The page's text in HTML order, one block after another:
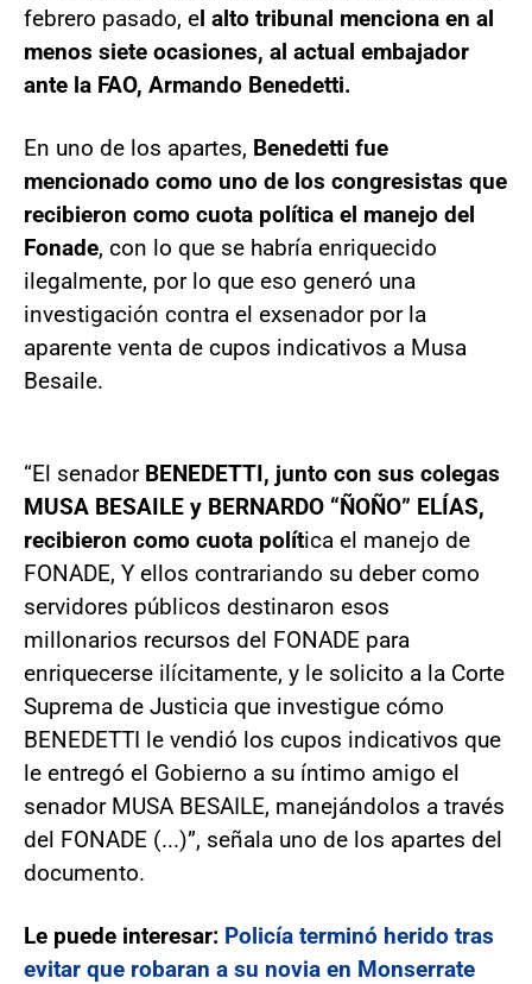
febrero pasado, el alto tribunal menciona en al
menos siete ocasiones, al actual embajador
ante la FAO, Armando Benedetti.
En uno de los apartes, Benedetti fue
mencionado como uno de los congresistas que
recibieron como cuota política el manejo del
Fonade, con lo que se habría enriquecido
ilegalmente, por lo que eso generó una
investigación contra el exsenador por la
aparente venta de cupos indicativos a Musa
Besaile.
“El senador BENEDETTI, junto con sus colegas
MUSA BESAILE y BERNARDO “ÑOÑO” ELÍAS,
recibieron como cuota política el manejo de
FONADE, Y ellos contrariando su deber como
servidores públicos destinaron esos
millonarios recursos del FONADE para
enriquecerse ilícitamente, y le solicito a la Corte
Suprema de Justicia que investigue cómo
BENEDETTI le vendió los cupos indicativos que
le entregó el Gobierno a su íntimo amigo el
senador MUSA BESAILE, manejándolos a través
del FONADE (...)”, señala uno de los apartes del
documento.
Le puede interesar: Policía terminó herido tras
evitar que robaran a su novia en Monserrate